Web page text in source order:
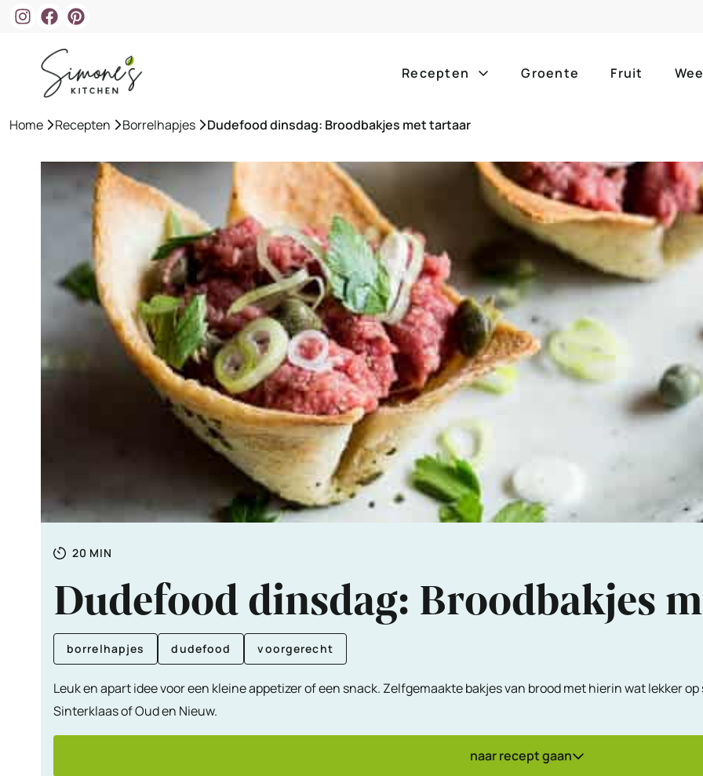
Recepten
ontbijt bijgerechten
hoofdgerechten
borrelhapjes desserts
voorgerechten drankjes
alle
alle
zomer
slow
Groente Fruit
Home »Recepten »Borrelhapjes »Dudefood dinsdag: Broodbakjes met tartaar
Totale
20 MINUTEN
MIN
Dudefood dinsdag: Broodbakjes
borrelhapjes dudefood voorgerecht
Leuk en apart idee voor een kleine appetizer of een snack. Zelfgemaakte bakjes van brood met hierin wat lekker
Sinterklaas of Oud en Nieuw.
naar recept gaan